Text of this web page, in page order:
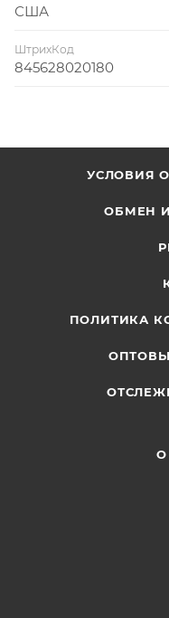
США
ШтрихКод
845628020180
УСЛОВИЯ
ОБМЕН
ПОЛИТИКА
О